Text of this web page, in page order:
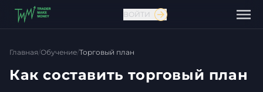
ВОЙТИ
Главная/Обучение/Торговый план
Как составить торговый план